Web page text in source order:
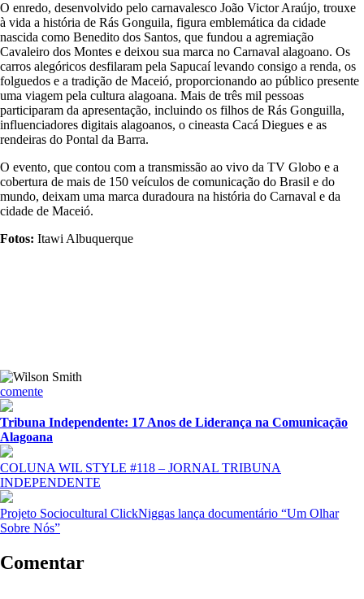
O enredo, desenvolvido pelo carnavalesco João Victor Araújo, trouxe
à vida a história de Rás Gonguila, figura emblemática da cidade
nascida como Benedito dos Santos, que fundou a agremiação
Cavaleiro dos Montes e deixou sua marca no Carnaval alagoano. Os
carros alegóricos desfilaram pela Sapucaí levando consigo a renda, os
folguedos e a tradição de Maceió, proporcionando ao público presente
uma viagem pela cultura alagoana. Mais de três mil pessoas
participaram da apresentação, incluindo os filhos de Rás Gonguilla,
influenciadores digitais alagoanos, o cineasta Cacá Diegues e as
rendeiras do Pontal da Barra.
O evento, que contou com a transmissão ao vivo da TV Globo e a
cobertura de mais de 150 veículos de comunicação do Brasil e do
mundo, deixam uma marca duradoura na história do Carnaval e da
cidade de Maceió.
Fotos: Itawi Albuquerque
comente
Tribuna Independente: 17 Anos de Liderança na Comunicação
Alagoana
COLUNA WIL STYLE #118 – JORNAL TRIBUNA
INDEPENDENTE
Projeto Sociocultural ClickNiggas lança documentário “Um Olhar
Sobre Nós”
Comentar